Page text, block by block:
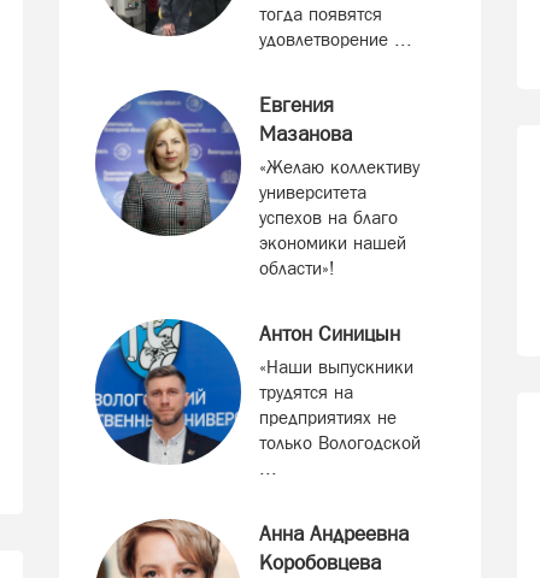
тогда появятся
удовлетворение ...
Евгения
Мазанова
«Желаю коллективу
университета
успехов на благо
экономики нашей
области»!
Антон Синицын
«Наши выпускники
трудятся на
предприятиях не
только Вологодской
Анна Андреевна
Коробовцева